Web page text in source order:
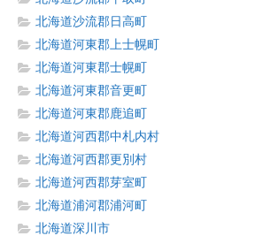
北海道沙流郡日高町
北海道河東郡上士幌町
北海道河東郡士幌町
北海道河東郡音更町
北海道河東郡鹿追町
北海道河西郡中札内村
北海道河西郡更別村
北海道河西郡芽室町
北海道浦河郡浦河町
北海道深川市